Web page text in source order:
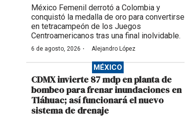
México Femenil derrotó a Colombia y
conquistó la medalla de oro para convertirse
en tetracampeón de los Juegos
Centroamericanos tras una final inolvidable.
6 de agosto, 2026 · Alejandro López
MÉXICO
CDMX invierte 87 mdp en planta de
bombeo para frenar inundaciones en
Tláhuac; así funcionará el nuevo
sistema de drenaje